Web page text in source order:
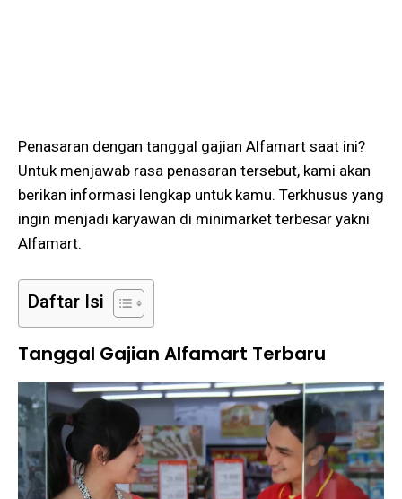
Penasaran dengan tanggal gajian Alfamart saat ini?
Untuk menjawab rasa penasaran tersebut, kami akan
berikan informasi lengkap untuk kamu. Terkhusus yang
ingin menjadi karyawan di minimarket terbesar yakni
Alfamart.
Daftar Isi
Tanggal Gajian Alfamart Terbaru